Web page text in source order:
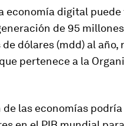
economía digital
de 95
de dólares (mdd) al
pertenece a la
las economías